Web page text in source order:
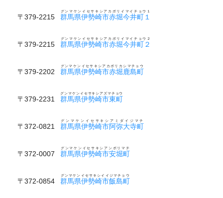
〒379-2215 群馬県伊勢崎市赤堀今井町１
グンマケンイセサキシアカボリイマイチョウ１
〒379-2215 群馬県伊勢崎市赤堀今井町２
グンマケンイセサキシアカボリイマイチョウ２
〒379-2202 群馬県伊勢崎市赤堀鹿島町
グンマケンイセサキシアカボリカシマチョウ
〒379-2231 群馬県伊勢崎市東町
グンマケンイセサキシアズマチョウ
〒372-0821 群馬県伊勢崎市阿弥大寺町
グンマケンイセサキシアミダイジマチ
〒372-0007 群馬県伊勢崎市安堀町
グンマケンイセサキシアンボリマチ
〒372-0854 群馬県伊勢崎市飯島町
グンマケンイセサキシイイジマチョウ